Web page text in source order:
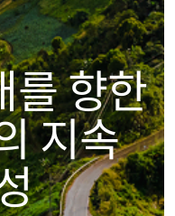
를 향한
지속